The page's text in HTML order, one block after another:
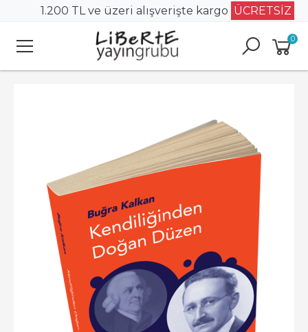
1.200 TL ve üzeri alışverişte kargo ÜCRETSİZ
0